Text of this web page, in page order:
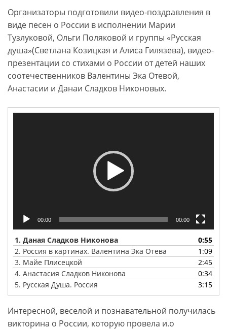
Организаторы подготовили видео-поздравления в
виде песен о России в исполнении Марии
Тузлуковой, Ольги Поляковой и группы «Русская
душа»(Светлана Козицкая и Алиса Гилязева), видео-
презентации со стихами о России от детей наших
соотечественников Валентины Эка Отевой,
Анастасии и Данаи Сладков Никоновых.
00:00 00:00
1. Даная Сладков Никонова
0:55
2. Россия в картинах. Валентина Эка Отева
1:09
3. Майе Плисецкой
2:45
4. Анастасия Сладков Никонова
0:34
5. Русская Душа. Россия 3:15
Интересной, веселой и познавательной получилась
викторина о России, которую провела и.о